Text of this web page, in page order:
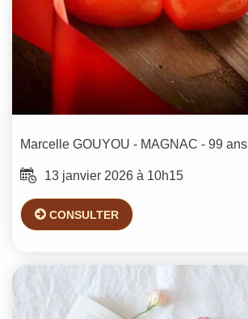
Marcelle GOUYOU - MAGNAC - 99 ans
13 janvier 2026 à 10h15
CONSULTER